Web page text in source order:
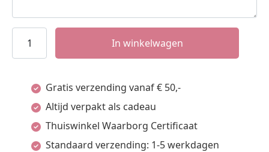
Gouden
ring
hartje
initiaal
In winkelwagen
Gratis verzending vanaf € 50,-
Altijd verpakt als cadeau
Thuiswinkel Waarborg Certificaat
Standaard verzending: 1-5 werkdagen